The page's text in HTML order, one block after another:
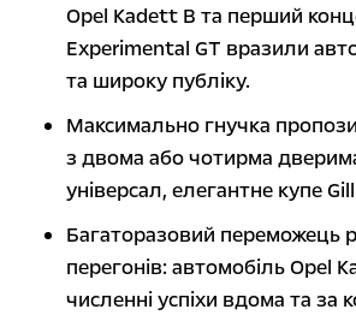
Opel Kadett B та перший
Experimental GT вразили
та широку публіку.
Максимально гнучка
з двома або чотирма
універсал, елегантне купе
Багаторазовий переможець
перегонів: автомобіль Opel
численні успіхи вдома та за